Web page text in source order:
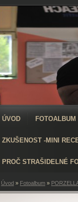
ÚVOD FOTOALBUM
ZKUŠENOST -MINI
PROČ STRAŠIDELNÉ
Úvod » Fotoalbum »